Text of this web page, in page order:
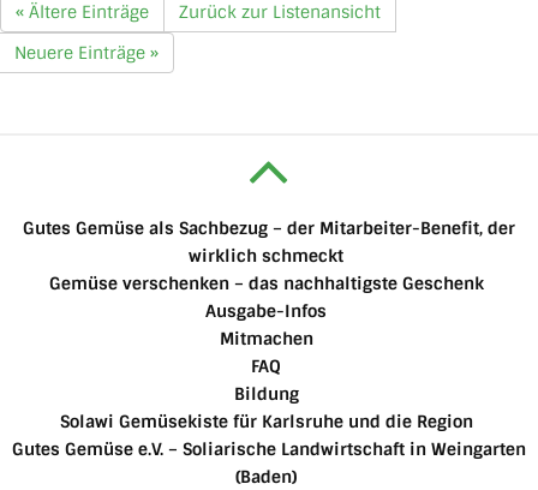
« Ältere Einträge
Zurück zur Listenansicht
Neuere Einträge »
Gutes Gemüse als Sachbezug – der Mitarbeiter-Benefit, der
wirklich schmeckt
Gemüse verschenken – das nachhaltigste Geschenk
Ausgabe-Infos
Mitmachen
FAQ
Bildung
Solawi Gemüsekiste für Karlsruhe und die Region
Gutes Gemüse e.V. – Soliarische Landwirtschaft in Weingarten
(Baden)